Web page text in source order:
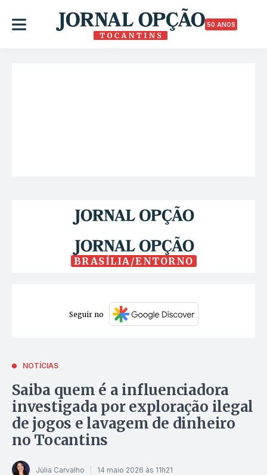
50 ANOS
BRASÍLIA/ENTORNO
Seguir no
NOTÍCIAS
Saiba quem é a influenciadora
investigada por exploração ilegal
de jogos e lavagem de dinheiro
no Tocantins
Júlia Carvalho 14 maio 2026 às 11h21